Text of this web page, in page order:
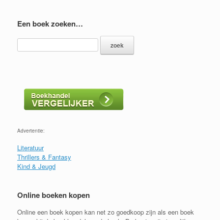
Een boek zoeken…
Advertentie:
Literatuur
Thrillers & Fantasy
Kind & Jeugd
Online boeken kopen
Online een boek kopen kan net zo goedkoop zijn als een boek